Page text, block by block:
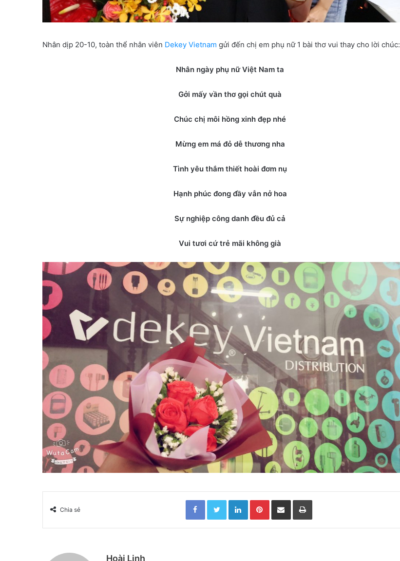
Nhân dịp 20-10, toàn thể nhân viên Dekey Vietnam gửi đến chị em phụ nữ 1 bài thơ vui thay cho lời chúc:
Nhân ngày phụ nữ Việt Nam ta
Gởi mấy vần thơ gọi chút quà
Chúc chị môi hồng xinh đẹp nhé
Mừng em má đỏ dễ thương nha
Tình yêu thắm thiết hoài đơm nụ
Hạnh phúc đong đầy vẫn nở hoa
Sự nghiệp công danh đều đủ cả
Vui tươi cứ trẻ mãi không già
Chia sẻ
Facebook Twitter LinkedIn Pinterest Chia sẻ qua email In
Hoài Linh